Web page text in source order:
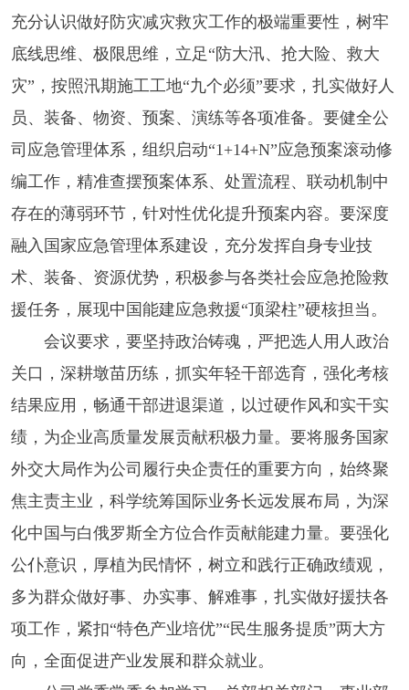
充分认识做好防灾减灾救灾工作的极端重要性，树牢
底线思维、极限思维，立足“防大汛、抢大险、救大
灾”，按照汛期施工工地“九个必须”要求，扎实做好人
员、装备、物资、预案、演练等各项准备。要健全公
司应急管理体系，组织启动“1+14+N”应急预案滚动修
编工作，精准查摆预案体系、处置流程、联动机制中
存在的薄弱环节，针对性优化提升预案内容。要深度
融入国家应急管理体系建设，充分发挥自身专业技
术、装备、资源优势，积极参与各类社会应急抢险救
援任务，展现中国能建应急救援“顶梁柱”硬核担当。
会议要求，要坚持政治铸魂，严把选人用人政治
关口，深耕墩苗历练，抓实年轻干部选育，强化考核
结果应用，畅通干部进退渠道，以过硬作风和实干实
绩，为企业高质量发展贡献积极力量。要将服务国家
外交大局作为公司履行央企责任的重要方向，始终聚
焦主责主业，科学统筹国际业务长远发展布局，为深
化中国与白俄罗斯全方位合作贡献能建力量。要强化
公仆意识，厚植为民情怀，树立和践行正确政绩观，
多为群众做好事、办实事、解难事，扎实做好援扶各
项工作，紧扣“特色产业培优”“民生服务提质”两大方
向，全面促进产业发展和群众就业。